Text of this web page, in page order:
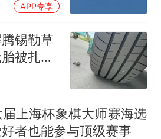
APP专享
锡勒草
被扎，
高达千
通报
上海杯象棋大师赛海选
者也能参与顶级赛事